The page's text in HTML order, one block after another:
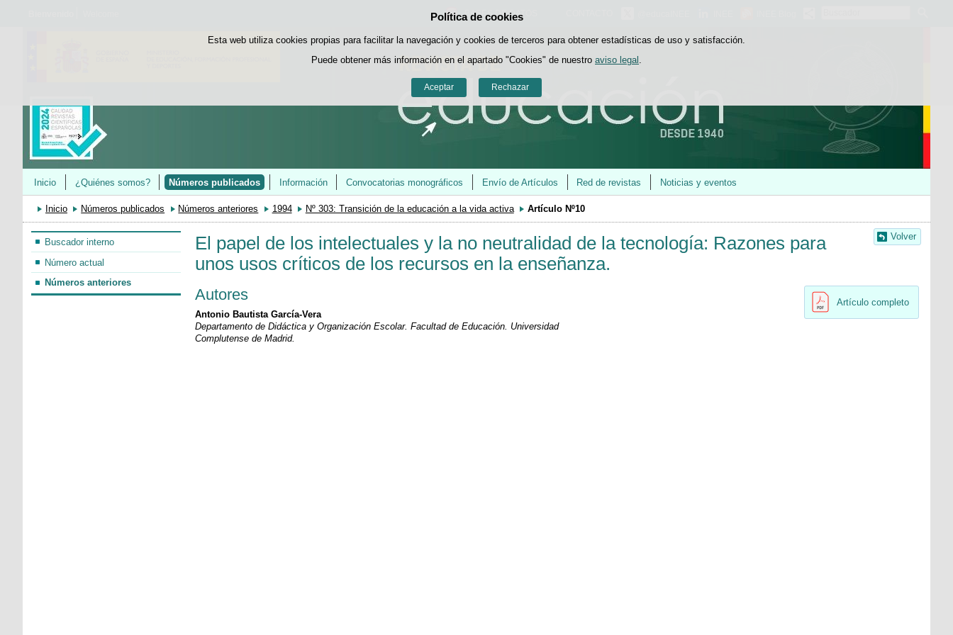
Política de cookies
Esta web utiliza cookies propias para facilitar la navegación y cookies de terceros para obtener estadísticas de uso y satisfacción.
Puede obtener más información en el apartado "Cookies" de nuestro aviso legal
Aceptar Rechazar
Saltar al contenido
BASES DE DATOS
Inicio ¿Quiénes somos? Números publicados Información Convocatorias monográficos Envío de Artículos Red de revistas Noticias y eventos
Inicio Números publicados Números anteriores 1994 Nº 303: Transición de la educación a la vida activa Artículo Nº10
Buscador interno
Número actual
Números anteriores
Volver
El papel de los intelectuales y la no neutralidad de la tecnología: Razones para
unos usos críticos de los recursos en la enseñanza.
Artículo completo
Autores
Antonio Bautista García-Vera
Departamento de Didáctica y Organización Escolar. Facultad de Educación. Universidad
Complutense de Madrid.